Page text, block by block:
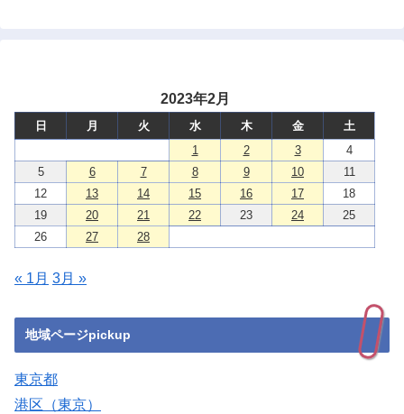
2023年2月
日 月 火 水 木 金
土
1
2 3
4
5
6 7 8 9 10
11
12
13 14 15 16 17
18
19
20 21 22 23 24
25
26
27 28
« 1月 3月 »
地域ページpickup
東京都
港区（東京）